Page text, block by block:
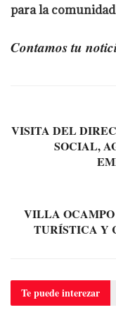
para la
Contamos tu
VISITA DEL
SOCIAL,
VILLA OCAMPO
TURÍSTICA Y
Te puedeinterezar